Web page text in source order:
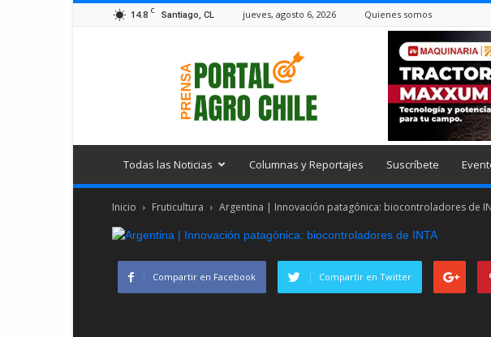
14.8 C Santiago, CL jueves, agosto 6, 2026 Quienes somos
Todas las Noticias Columnas y Reportajes Suscríbete
Inicio Fruticultura Argentina | Innovación patagónica: biocontroladores de
Compartir en Facebook Compartir en Twitter